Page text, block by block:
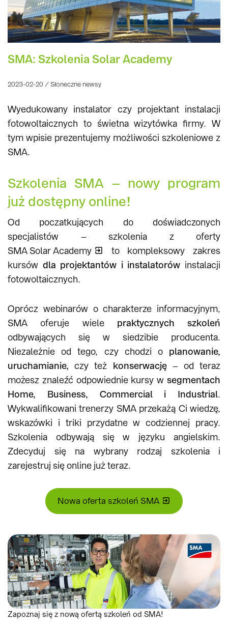
SMA: Szkolenia Solar Academy
2023-02-20 / Słoneczne newsy
Wyedukowany instalator czy projektant instalacji
fotowoltaicznych to świetna wizytówka firmy. W
tym wpisie prezentujemy możliwości szkoleniowe z
SMA.
Szkolenia SMA – nowy program
już dostępny online!
Od poczatkujących do doświadczonych
specjalistów – szkolenia z oferty
SMA Solar Academy
to kompleksowy zakres
kursów dla projektantów i instalatorów instalacji
fotowoltaicznych.
Oprócz webinarów o charakterze informacyjnym,
SMA oferuje wiele praktycznych szkoleń
odbywających się w siedzibie producenta.
Niezależnie od tego, czy chodzi o planowanie,
uruchamianie,czy też konserwację– od teraz
możesz znaleźć odpowiednie kursy w segmentach
Home, Business, Commercial i Industrial.
Wykwalifikowani trenerzy SMA przekażą Ci wiedzę,
wskazówki i triki przydatne w codziennej pracy.
Szkolenia odbywają się w języku angielskim.
Zdecyduj się na wybrany rodzaj szkolenia i
zarejestruj się online już teraz.
Nowa oferta szkoleń SMA
Zapoznaj się z nową ofertą szkoleń od SMA!